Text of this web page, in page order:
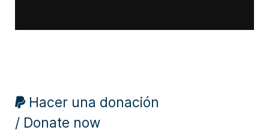
Hacer una donación
/ Donate now